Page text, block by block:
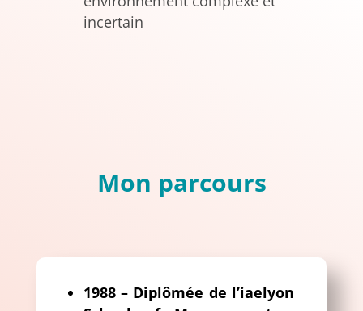
incertain
Mon parcours
1988 – Diplômée de l’iaelyon